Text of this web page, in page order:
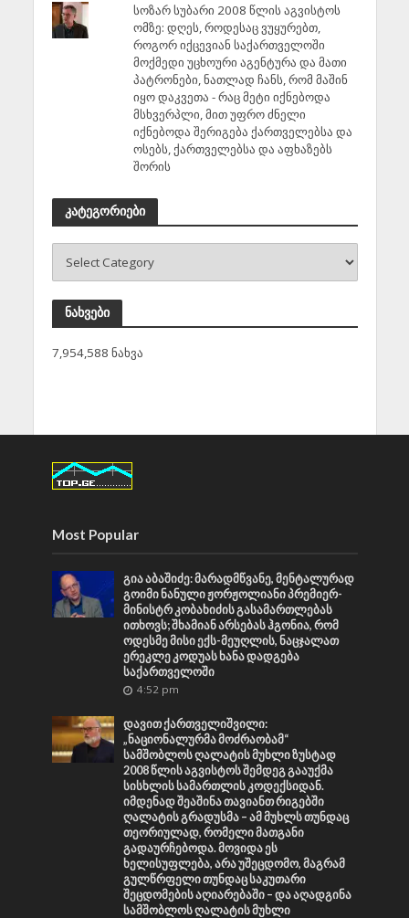
სოზარ სუბარი 2008 წლის აგვისტოს
ომზე: დღეს, როდესაც ვუყურებთ,
როგორ იქცევიან საქართველოში
მოქმედი უცხოური აგენტურა და მათი
პატრონები, ნათლად ჩანს, რომ მაშინ
იყო დაკვეთა - რაც მეტი იქნებოდა
მსხვერპლი, მით უფრო ძნელი
იქნებოდა შერიგება ქართველებსა და
ოსებს, ქართველებსა და აფხაზებს
შორის
კატეგორიები
ნახვები
7,954,588 ნახვა
Most Popular
გია აბაშიძე: მარადმწვანე, მენტალურად
გოიმი ნანული ჟორჟოლიანი პრემიერ-
მინისტრ კობახიძის გასამართლებას
ითხოვს; შხამიან არსებას ჰგონია, რომ
ოდესმე მისი ექს-მეუღლის, ნაცჯალათ
ერეკლე კოდუას ხანა დადგება
საქართველოში
4:52 pm
დავით ქართველიშვილი:
„ნაციონალურმა მოძრაობამ“
სამშობლოს ღალატის მუხლი ზუსტად
2008 წლის აგვისტოს შემდეგ გააუქმა
სისხლის სამართლის კოდექსიდან.
იმდენად შეაშინა თავიანთ რიგებში
ღალატის გრადუსმა – ამ მუხლს თუნდაც
თეორიულად, რომელი მათგანი
გადაურჩებოდა. მოვიდა ეს
ხელისუფლება, არა უშეცდომო, მაგრამ
გულწრფელი თუნდაც საკუთარი
შეცდომების აღიარებაში – და აღადგინა
სამშობლოს ღალატის მუხლი